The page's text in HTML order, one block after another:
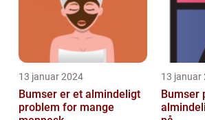
13 januar 2024
Bumser er et almindeligt
problem for mange
13 januar
Bumser